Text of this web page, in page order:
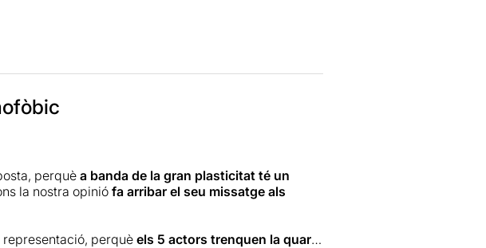
però es mostren més seriosos i més emotius que
i abstractes, l'humor desapareix quasi per complet i
En tot moment hi ha la consciència de passar
gaire subtilitats. Però tot i així, el moment dels
potents com per endevinar qui hi ha al darrera
l'inconfusible segell de la companyia.
perquèa banda de la gran plasticitat té un
la nostra opiniófa arribar el seu missatge als
perquè els 5 actors trenquen la quarta